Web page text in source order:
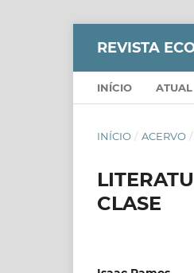
REVISTA
INÍCIO ATUAL
INÍCIO / ACERVO /
CLASE